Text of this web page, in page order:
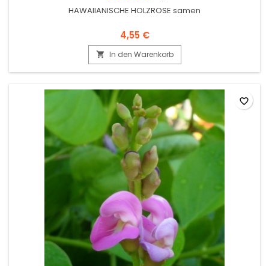
HAWAIIANISCHE HOLZROSE samen
4,55 €
 In den Warenkorb
favorite_border